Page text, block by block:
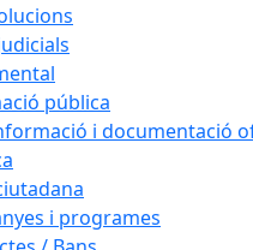
pública
i documentació
i programes